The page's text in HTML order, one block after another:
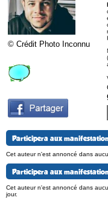
© Crédit Photo Inconnu
Participera aux
Cet auteur n'est annoncé dans
Participera aux
Cet auteur n'est annoncé dans
jour.